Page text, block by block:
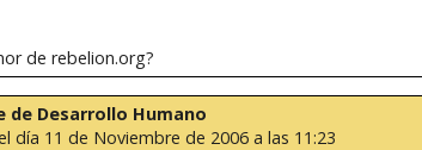
de rebelion.org?
de Desarrollo Humano
día 11 de Noviembre de 2006 a las 11:23